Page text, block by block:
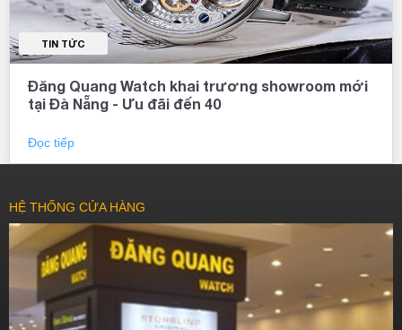
TIN TỨC
Đăng Quang Watch khai trương showroom mới
tại Đà Nẵng - Ưu đãi đến 40
Đọc tiếp
HỆ THỐNG CỬA HÀNG